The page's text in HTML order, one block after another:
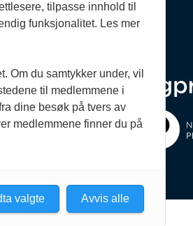
av
oda@pf.no
tilpasse innhold til
funksjonalitet. Les mer
Om du samtykker under, vil
til medlemmene i
dine besøk på tvers av
medlemmene finner du på
Avvis alle
valgte